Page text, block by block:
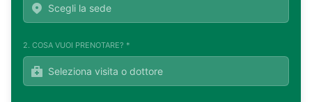
2. COSA VUOI PRENOTARE? *